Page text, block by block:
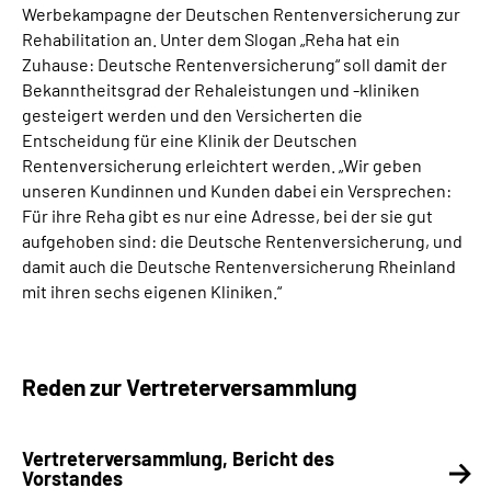
Werbekampagne der Deutschen Rentenversicherung zur
Rehabilitation an. Unter dem Slogan „Reha hat ein
Zuhause: Deutsche Rentenversicherung“ soll damit der
Bekanntheitsgrad der Rehaleistungen und -kliniken
gesteigert werden und den Versicherten die
Entscheidung für eine Klinik der Deutschen
Rentenversicherung erleichtert werden. „Wir geben
unseren Kundinnen und Kunden dabei ein Versprechen:
Für ihre Reha gibt es nur eine Adresse, bei der sie gut
aufgehoben sind: die Deutsche Rentenversicherung, und
damit auch die Deutsche Rentenversicherung Rheinland
mit ihren sechs eigenen Kliniken.“
Reden zur Vertreterversammlung
Vertreterversammlung, Bericht des
Vorstandes